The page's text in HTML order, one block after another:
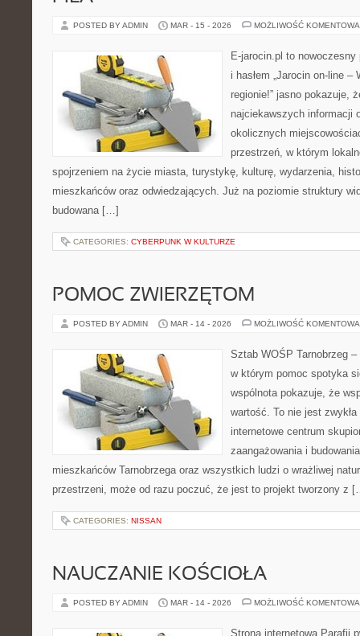
POSTED BY ADMIN MAR - 15 - 2026 MOŻLIWOŚĆ
E-jarocin.pl to
i hasłem „Jarocin on-line
regionie!” jasno pokazuje,
najciekawszych informacji
okolicznych
przestrzeń, w którym
spojrzeniem na życie miasta, turystykę, kulturę, wydarzenia,
mieszkańców oraz odwiedzających. Już na poziomie struktury
budowana […]
CATEGORIES: CYBERPUNK W KULTURZE
POMOC ZWIERZĘTOM
POSTED BY ADMIN MAR - 14 - 2026 MOŻLIWOŚĆ
Sztab WOŚP Tarnobrzeg
w którym pomoc spotyka
wspólnota pokazuje, że
wartość. To nie jest
internetowe centrum
zaangażowania i
mieszkańców Tarnobrzega oraz wszystkich ludzi o wrażliwej
przestrzeni, może od razu poczuć, że jest to projekt tworzony z
CATEGORIES: NISSAN
NAUCZANIE KOŚCIOŁA
POSTED BY ADMIN MAR - 14 - 2026 MOŻLIWOŚĆ
Strona internetowa Parafii